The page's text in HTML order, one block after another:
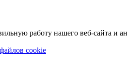
работу нашего веб-сайта и
cookie